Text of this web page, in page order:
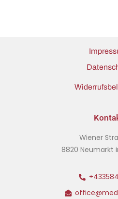
Wiener
8820 Neumarkt